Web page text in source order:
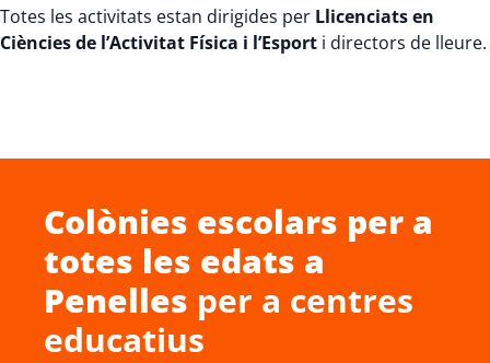
Totes les activitats estan dirigides per Llicenciats en
Ciències de l’Activitat Física i l’Esport i directors de lleure.
Colònies escolars per a
totes les edats a
Penelles per a centres
educatius